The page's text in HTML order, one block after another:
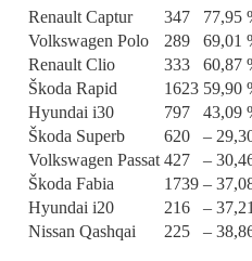
Renault Captur 347
77,95
Volkswagen Polo
289
69,01
Renault Clio
333
60,87
Škoda Rapid
1623 59,90
Hyundai i30
797
43,09
Škoda Superb
620
–
Volkswagen Passat 427
–
Škoda Fabia
1739 –
Hyundai i20
216
–
Nissan Qashqai
225 –